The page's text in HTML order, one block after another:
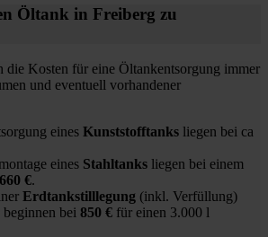
Öltank in Freiberg zu
die Kosten für eine Öltankentsorgung immer
und eventuell vorhandener
eines Kunststofftanks liegen bei ca
eines Stahltanks liegen bei einem
660 €.
Erdtankstilllegung (inkl. Verfüllung)
bei 850 € für einen 3.000 l